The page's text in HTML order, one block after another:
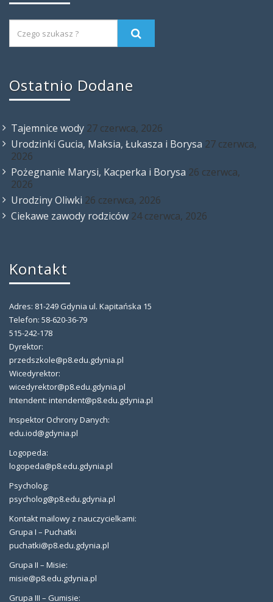
Ostatnio Dodane
Tajemnice wody 27 czerwca, 2026
Urodzinki Gucia, Maksia, Łukasza i Borysa 27 czerwca,
2026
Pożegnanie Marysi, Kacperka i Borysa 26 czerwca,
2026
Urodziny Oliwki 26 czerwca, 2026
Ciekawe zawody rodziców 24 czerwca, 2026
Kontakt
Adres: 81-249 Gdynia ul. Kapitańska 15
Telefon: 58-620-36-79
515-242-178
Dyrektor:
przedszkole@p8.edu.gdynia.pl
Wicedyrektor:
wicedyrektor@p8.edu.gdynia.pl
Intendent: intendent@p8.edu.gdynia.pl
Inspektor Ochrony Danych:
edu.iod@gdynia.pl
Logopeda:
logopeda@p8.edu.gdynia.pl
Psycholog:
psycholog@p8.edu.gdynia.pl
Kontakt mailowy z nauczycielkami:
Grupa I – Puchatki
puchatki@p8.edu.gdynia.pl
Grupa II – Misie:
misie@p8.edu.gdynia.pl
Grupa III – Gumisie: